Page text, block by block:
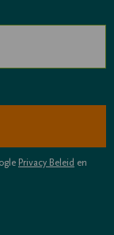
Privacy Beleid en